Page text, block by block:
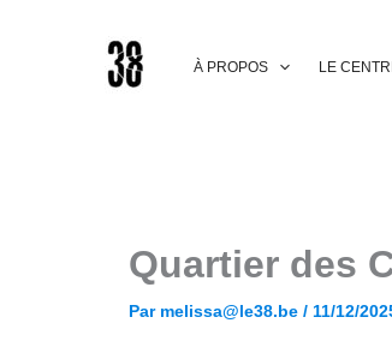
À PROPOS LE
Quartier des
Par melissa@le38.be / 11/12/